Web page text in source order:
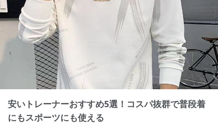
安いトレーナーおすすめ5選！コスパ抜群で普段着
にもスポーツにも使える